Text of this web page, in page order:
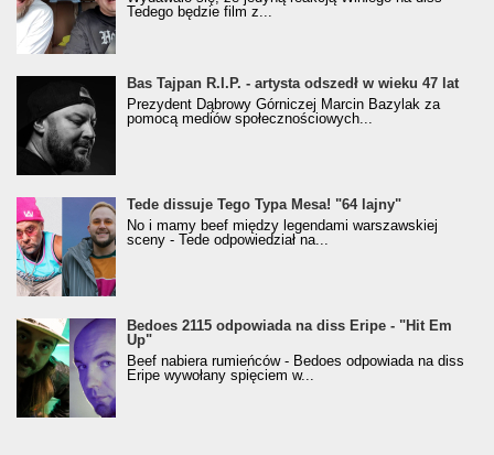
Tedego będzie film z...
Bas Tajpan R.I.P. - artysta odszedł w wieku 47 lat
Prezydent Dąbrowy Górniczej Marcin Bazylak za
pomocą mediów społecznościowych...
Tede dissuje Tego Typa Mesa! "64 lajny"
No i mamy beef między legendami warszawskiej
sceny - Tede odpowiedział na...
Bedoes 2115 odpowiada na diss Eripe - "Hit Em
Up"
Beef nabiera rumieńców - Bedoes odpowiada na diss
Eripe wywołany spięciem w...